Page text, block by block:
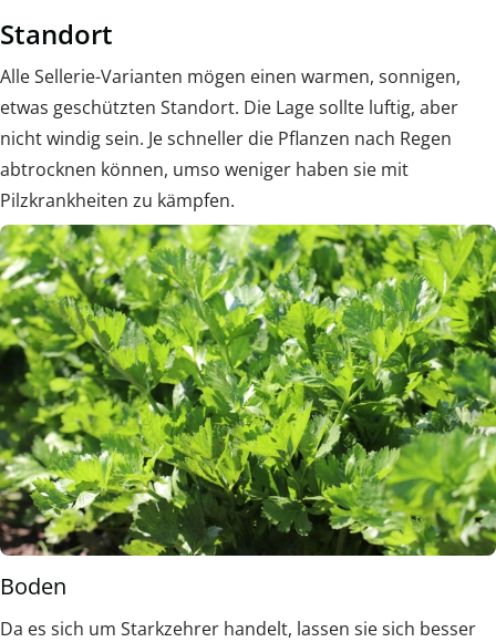
Standort
Alle Sellerie-Varianten mögen einen warmen, sonnigen,
etwas geschützten Standort. Die Lage sollte luftig, aber
nicht windig sein. Je schneller die Pflanzen nach Regen
abtrocknen können, umso weniger haben sie mit
Pilzkrankheiten zu kämpfen.
Boden
Da es sich um Starkzehrer handelt, lassen sie sich besser